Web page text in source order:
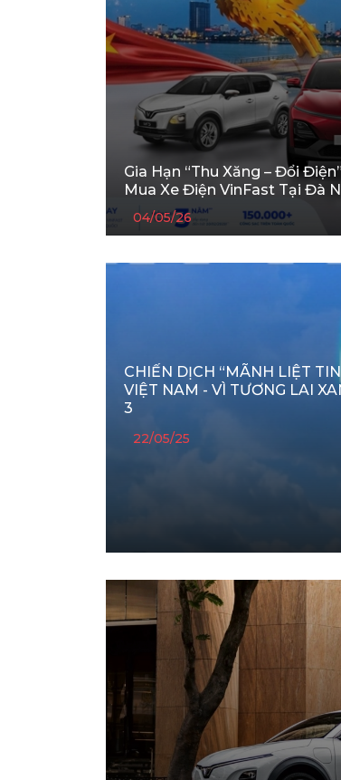
Gia Hạn “Thu Xăng – Đổi
Mua Xe Điện VinFast Tại Đà
04/05/26
CHIẾN DỊCH “MÃNH LIỆT
VIỆT NAM - VÌ TƯƠNG LAI
3
22/05/25